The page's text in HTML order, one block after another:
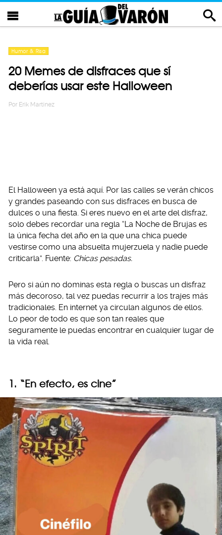
Humor & Risa
20 Memes de disfraces que sí
deberías usar este Halloween
Por Erik Martinez
El Halloween ya está aquí. Por las calles se verán chicos
y grandes paseando con sus disfraces en busca de
dulces o una fiesta. Si eres nuevo en el arte del disfraz,
solo debes recordar una regla “La Noche de Brujas es
la única fecha del año en la que una chica puede
vestirse como una absuelta mujerzuela y nadie puede
criticarla”. Fuente: Chicas pesadas.
Pero si aún no dominas esta regla o buscas un disfraz
más decoroso, tal vez puedas recurrir a los trajes más
tradicionales. En internet ya circulan algunos de ellos.
Lo peor de todo es que son tan reales que
seguramente le puedas encontrar en cualquier lugar de
la vida real.
1. “En efecto, es cine”